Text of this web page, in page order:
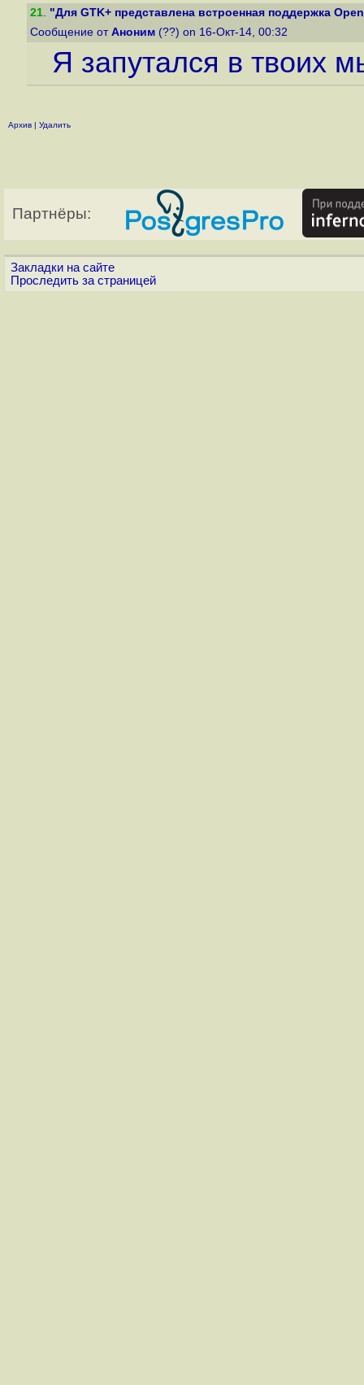
21. "Для GTK+ представлена встроенная поддержка
Сообщение от Аноним (??) on 16-Окт-14, 00:32
Я запутался в твоих
Архив | Удалить
Партнёры:
Закладки на сайте
Проследить за страницей